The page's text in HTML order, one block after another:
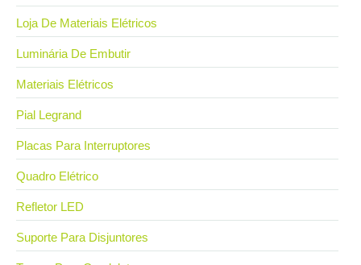
Loja De Materiais Elétricos
Luminária De Embutir
Materiais Elétricos
Pial Legrand
Placas Para Interruptores
Quadro Elétrico
Refletor LED
Suporte Para Disjuntores